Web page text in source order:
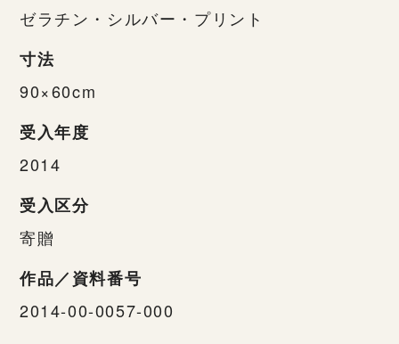
ゼラチン・シルバー・プリント
寸法
90×60cm
受入年度
2014
受入区分
寄贈
作品／資料番号
2014-00-0057-000